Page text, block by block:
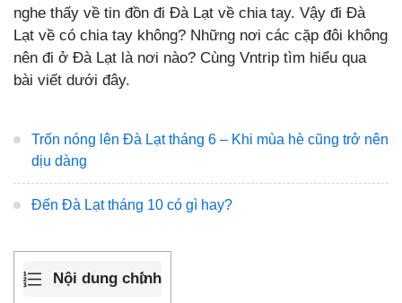
nghe thấy về tin đồn đi Đà Lạt về chia tay. Vậy đi Đà
Lạt về có chia tay không? Những nơi các cặp đôi không
nên đi ở Đà Lạt là nơi nào? Cùng Vntrip tìm hiểu qua
bài viết dưới đây.
Trốn nóng lên Đà Lạt tháng 6 – Khi mùa hè cũng trở nên
dịu dàng
Đến Đà Lạt tháng 10 có gì hay?
Nội dung chính